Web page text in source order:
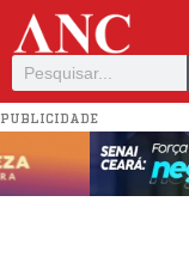
PUBLICIDADE